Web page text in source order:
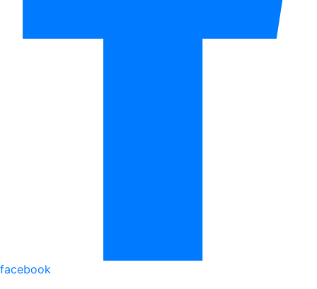
facebook